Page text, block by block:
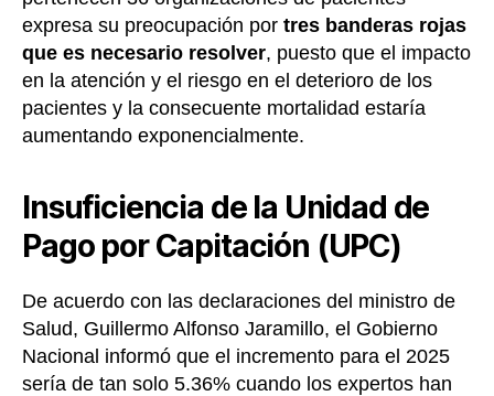
expresa su preocupación por tres banderas rojas
que es necesario resolver, puesto que el impacto
en la atención y el riesgo en el deterioro de los
pacientes y la consecuente mortalidad estaría
aumentando exponencialmente.
Insuficiencia de la Unidad de
Pago por Capitación (UPC)
De acuerdo con las declaraciones del ministro de
Salud, Guillermo Alfonso Jaramillo, el Gobierno
Nacional informó que el incremento para el 2025
sería de tan solo 5.36% cuando los expertos han